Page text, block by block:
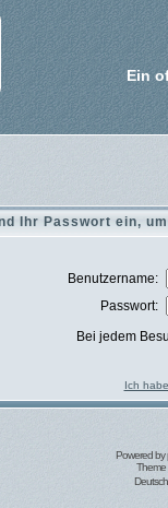
Ein
Ihr Passwort ein,
Benutzername:
Passwort:
Bei jedem
Ich
Powered by
Theme